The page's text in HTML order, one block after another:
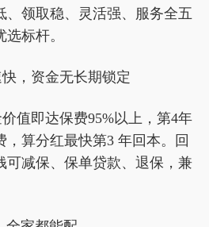
、领取稳、灵活强、服务全五
标杆。
，资金无长期锁定
值即达保费95%以上，第4年
，算分红最快第3 年回本。回
可减保、保单贷款、退保，兼